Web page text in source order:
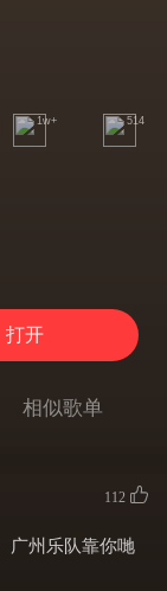
1w+ 514
打开
相似歌单
112
广州乐队靠你哋